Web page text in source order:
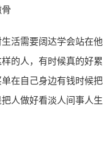
活需要阔达学会站在他
的人，有时候真的好累
在自己身边有钱时候把
人做好看淡人间事人生